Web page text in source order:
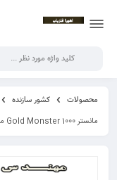
محصولات کشور سازنده
مانستر Gold Monster 1000 ماینلب